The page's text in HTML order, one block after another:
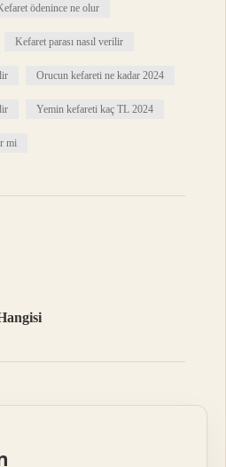
ödenince ne olur
Kefaret parası nasıl verilir
Orucun kefareti ne kadar 2024
Yemin kefareti kaç TL 2024
mi